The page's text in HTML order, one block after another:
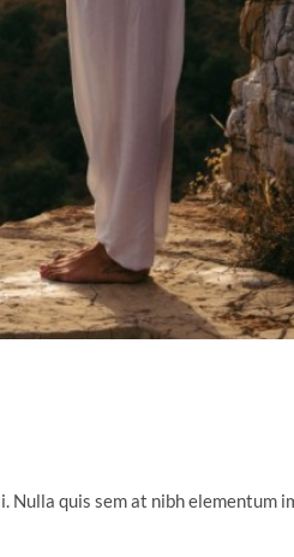
Nulla quis sem at nibh elementum